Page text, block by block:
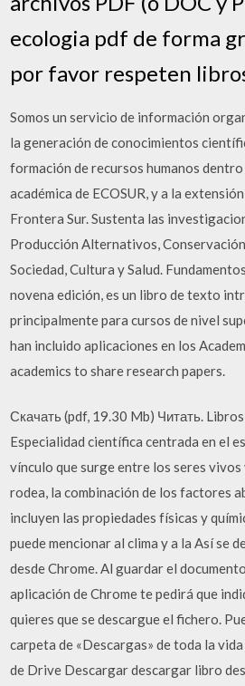
ecologia pdf de forma
por favor respeten
Somos un servicio de información
la generación de conocimientos
formación de recursos humanos dentro
académica de ECOSUR, y a la
Frontera Sur. Sustenta las
Producción Alternativos,
Sociedad, Cultura y Salud.
novena edición, es un libro de texto
principalmente para cursos de nivel
han incluido aplicaciones en los
academics to share research papers.
Скачать (pdf, 19.30 Mb) Читать.
Especialidad científica centrada en el
vínculo que surge entre los seres
rodea, la combinación de los factores
incluyen las propiedades físicas y
puede mencionar al clima y a la Así se
desde Chrome. Al guardar el
aplicación de Chrome te pedirá que
quieres que se descargue el fichero.
carpeta de «Descargas» de toda la
de Drive Descargar descargar libro